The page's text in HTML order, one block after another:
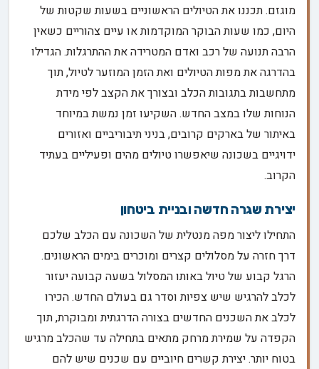
מוגזם. תכננו את הטיולים הראשוניים בשעות שקטות של
היום, כמו שעות הבוקר המוקדמות או עיים צהוריים כשאין
הרבה תנועה של רכב ואדם המטרידה את ההתרגלות. הגדילו
בהדרגה את מפות הטיולים ואת הזמן המוזער לטיול, תוך
מתחשבות בתגובות הכלב ובצורך את הקצב לפי מידת
הנוחות שלו במצב החדש. השקיעו זמן נמשת במיוחד
באיתור של בארקים קרובים, בניני תיבוריביים ואזורים
ידויגיים בשכונה שיאפשרו טיולים מהים ופעיליים בעתיד
הקרוב.
יצירת שגרה חדשה ובניית ביטחון
התחילו ליצור מפה מנטלית של השכונה עם הכלב שלכם
דרך חזרה על מסלולים קצרים ומוכרים בימים הראשונים.
הרגל קבוע של טיול באותו המסלול בשעה קבועה יעזור
לכלב להרגיש שיש צפיות וסדר גם בעולם החדש. הכירו
לכלב את השכנים החדשים בצורה הדרגתית ומבוקרת, תוך
הקפדה על שמירת מרחק מתאים בתחילה עד שהכלב מרגיש
בטוח יותר. יצירת קשרים חיוביים עם שכנים שיש להם